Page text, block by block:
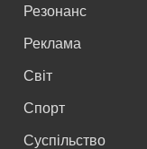
Резонанс
Реклама
Світ
Спорт
Суспільство